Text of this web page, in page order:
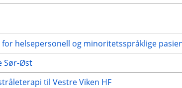
helsepersonell og minoritetsspråklige
Sør-Øst
til Vestre Viken HF